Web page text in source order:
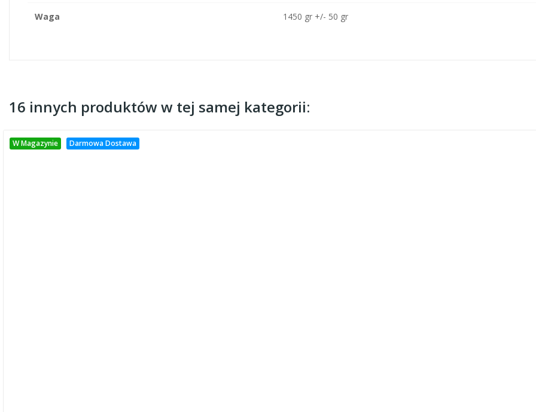
Waga 1450 gr +/- 50 gr
16 innych produktów w tej samej kategorii:
W Magazynie Darmowa Dostawa